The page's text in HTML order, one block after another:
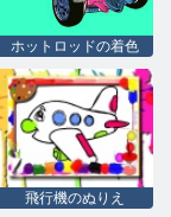
ホットロッドの着色
飛行機のぬりえ